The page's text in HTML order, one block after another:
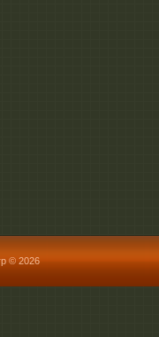
© 2026